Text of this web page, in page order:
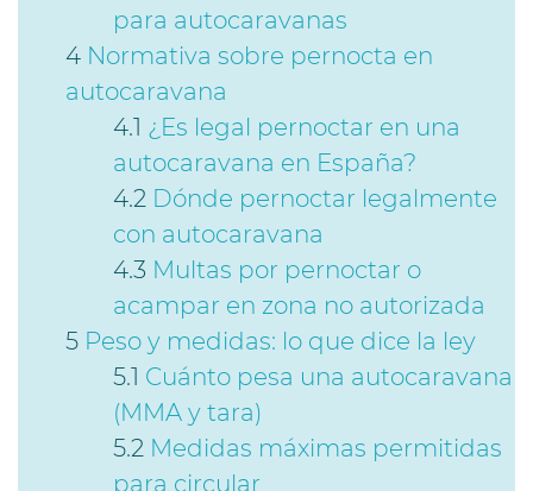
para autocaravanas
Normativa sobre pernocta en
autocaravana
¿Es legal pernoctar en una
autocaravana en España?
Dónde pernoctar legalmente
con autocaravana
Multas por pernoctar o
acampar en zona no autorizada
Peso y medidas: lo que dice la ley
Cuánto pesa una autocaravana
(MMA y tara)
Medidas máximas permitidas
para circular